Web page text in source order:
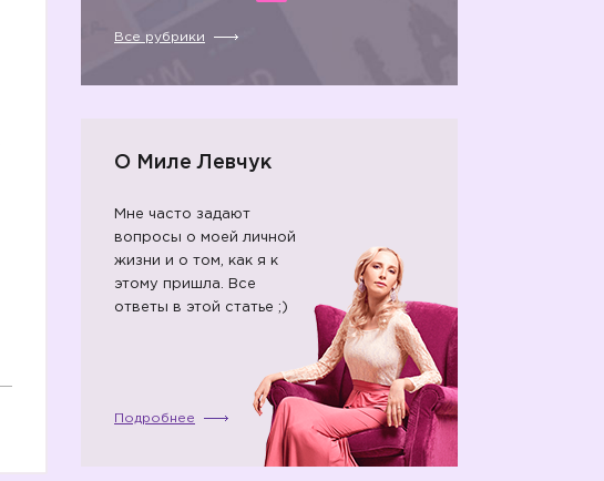
Все рубрики
О Миле Левчук
Мне часто задают
вопросы о моей личной
жизни и о том, как я к
этому пришла. Все
ответы в этой статье ;)
Подробнее